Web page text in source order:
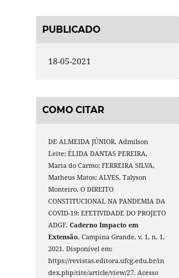
PUBLICADO
18-05-2021
COMO CITAR
DE ALMEIDA JÚNIOR, Admilson
Leite; ÉLIDA DANTAS PEREIRA,
Maria do Carmo; FERREIRA SILVA,
Matheus Matos; ALVES, Talyson
Monteiro. O DIREITO
CONSTITUCIONAL NA PANDEMIA DA
COVID-19: EFETIVIDADE DO PROJETO
ADGF.Caderno Impacto em
Extensão, Campina Grande, v. 1, n. 1,
2021. Disponível em:
https://revistas.editora.ufcg.edu.br/in
dex.php/cite/article/view/27. Acesso